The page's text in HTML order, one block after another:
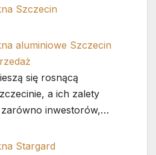
Szczecin
aluminiowe Szczecin
się rosnącą
a ich zalety
zarówno inwestorów,…
Stargard